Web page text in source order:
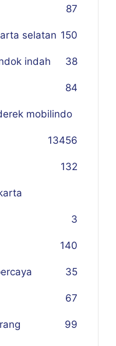
87
selatan 150
indah 38
84
mobilindo
56
134
132
3
140
35
67
99